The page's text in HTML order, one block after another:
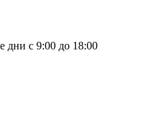
дни с 9:00 до 18:00